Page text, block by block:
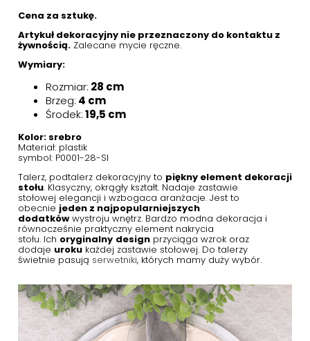
Cena za sztukę.
Artykuł dekoracyjny nie przeznaczony do kontaktu z
żywnością. Zalecane mycie ręczne.
Wymiary:
Rozmiar: 28 cm
Brzeg: 4 cm
Środek:19,5 cm
Kolor: srebro
Materiał: plastik
symbol: P0001-28-SI
Talerz, podtalerz dekoracyjny to piękny element dekoracji
stołu. Klasyczny, okrągły kształt. Nadaje zastawie
stołowej elegancji i wzbogaca aranżacje. Jest to
obecnie jeden z najpopularniejszych
dodatków wystroju wnętrz. Bardzo modna dekoracja i
równocześnie praktyczny element nakrycia
stołu. Ich oryginalny design przyciąga wzrok oraz
dodaje uroku każdej zastawie stołowej. Do talerzy
świetnie pasują serwetniki, których mamy duży wybór.